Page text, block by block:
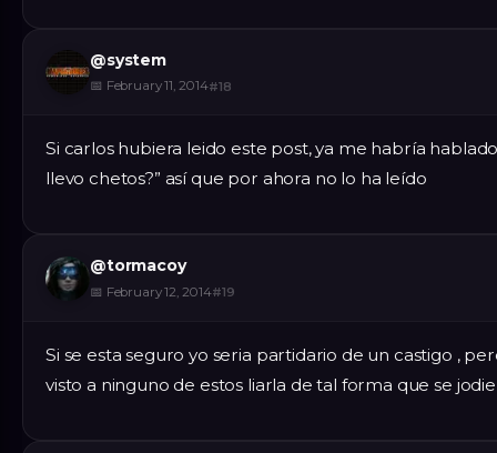
@system
📅 February 11, 2014#18
Si carlos hubiera leido este post, ya me habría
llevo chetos?” así que por ahora no lo ha leído
@tormacoy
📅 February 12, 2014#19
Si se esta seguro yo seria partidario de un castigo ,
visto a ninguno de estos liarla de tal forma que se